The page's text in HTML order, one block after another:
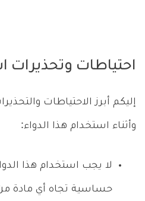
احتياطات وتحذيرات
إليكم أبرز الاحتياطات
وأثناء استخدام هذا الدواء:
لا يجب استخدام هذا
حساسية تجاه أي مادة من